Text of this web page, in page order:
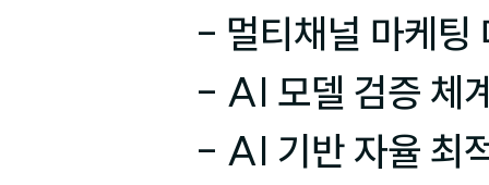
- 멀티채널 마케팅
- AI 모델 검증 체
- AI 기반 자율 최